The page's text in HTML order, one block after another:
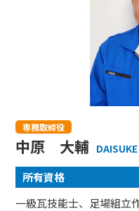
専務取締役
中原 大輔
所有資格
一級瓦技能士、足場組立